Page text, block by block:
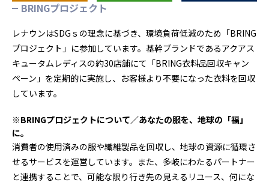
BRINGプロジェクト
レナウンはSDGｓの理念に基づき、環境負荷低減のため「BRING
プロジェクト」に参加しています。基幹ブランドであるアクアス
キュータムレディスの約30店舗にて「BRING衣料品回収キャン
ペーン」を定期的に実施し、お客様より不要になった衣料を回収
しています。
※BRINGプロジェクトについて／あなたの服を、地球の「福」
に。
消費者の使用済みの服や繊維製品を回収し、地球の資源に循環さ
せるサービスを運営しています。また、多岐にわたるパートナー
と連携することで、可能な限り行き先の見えるリユース、何にな